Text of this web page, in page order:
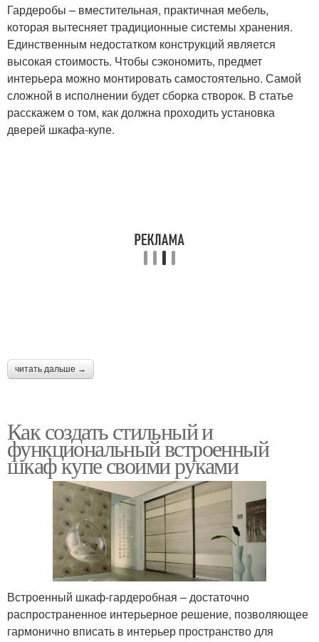
Гардеробы – вместительная, практичная мебель,
которая вытесняет традиционные системы хранения.
Единственным недостатком конструкций является
высокая стоимость. Чтобы сэкономить, предмет
интерьера можно монтировать самостоятельно. Самой
сложной в исполнении будет сборка створок. В статье
расскажем о том, как должна проходить установка
дверей шкафа-купе.
читать дальше →
Как создать стильный и
функциональный встроенный
шкаф купе своими руками
Встроенный шкаф-гардеробная – достаточно
распространенное интерьерное решение, позволяющее
гармонично вписать в интерьер пространство для